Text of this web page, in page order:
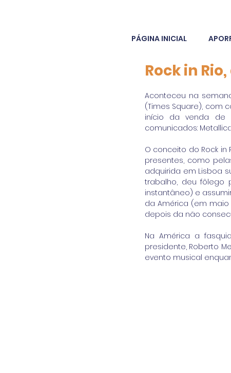
PÁGINA INICIAL
Rock in
Aconteceu na
(Times Square), com
início da venda de
comunicados:
O conceito do Rock
presentes, como
adquirida em Lisboa
trabalho, deu fôlego
instantâneo) e
da América (em
depois da não
Na América a
presidente, Roberto
evento musical